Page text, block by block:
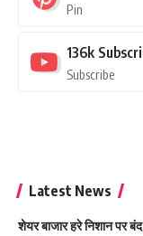
Pin
136k
Subscribe
Latest News
शेयर बाजार हरे निशान पर